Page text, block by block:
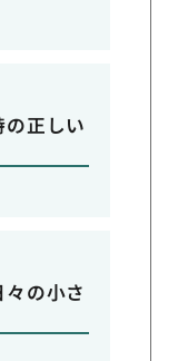
正しい
の小さ